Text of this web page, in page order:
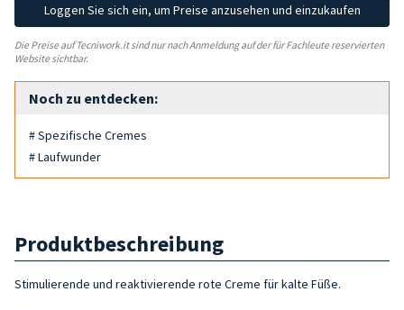
Loggen Sie sich ein, um Preise anzusehen und einzukaufen
Die Preise auf Tecniwork.it sind nur nach Anmeldung auf der für Fachleute reservierten
Website sichtbar.
Noch zu entdecken:
# Spezifische Cremes
# Laufwunder
Produktbeschreibung
Stimulierende und reaktivierende rote Creme für kalte Füße.